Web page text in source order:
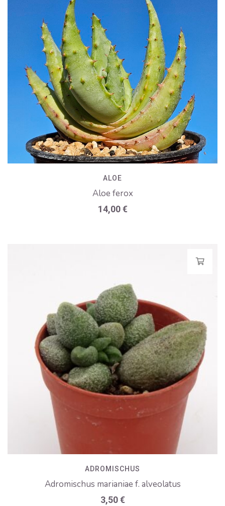
ALOE
Aloe ferox
14,00€
ADROMISCHUS
Adromischus marianiae f. alveolatus
3,50€